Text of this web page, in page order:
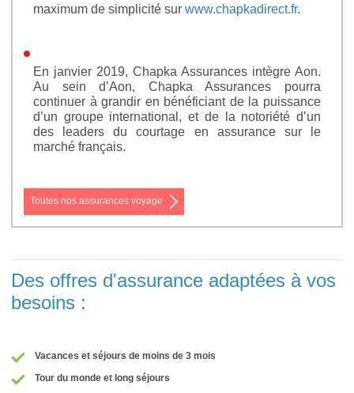
maximum de simplicité sur www.chapkadirect.fr.
En janvier 2019, Chapka Assurances intègre Aon.
Au sein d’Aon, Chapka Assurances pourra
continuer à grandir en bénéficiant de la puissance
d’un groupe international, et de la notoriété d’un
des leaders du courtage en assurance sur le
marché français.
Toutes nos assurances voyage
Des offres d'assurance adaptées à vos
besoins :
Vacances et séjours de moins de 3 mois
Tour du monde et long séjours